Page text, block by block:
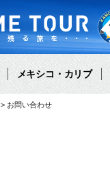
メキシコ・カリブ
お問い合わせ